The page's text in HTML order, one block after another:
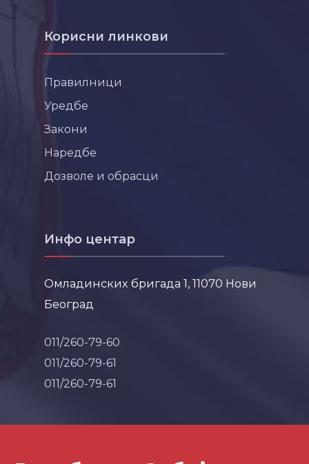
Корисни линкови
Правилници
Уредбе
Закони
Наредбе
Дозволе и обрасци
Инфо центар
Омладинских бригада 1, 11070 Нови
Београд
011/260-79-60
011/260-79-61
011/260-79-61